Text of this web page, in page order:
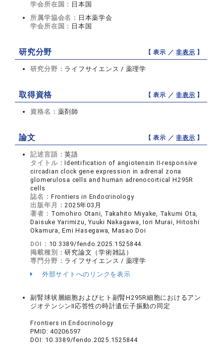
学会所在国： 日本国
所属学協会名： 日本薬学会
学会所在国： 日本国
研究分野 【 表示 ／非表示 】
研究分野： ライフサイエンス / 薬理学
取得資格 【 表示 ／非表示 】
資格名： 薬剤師
論文 【 表示 ／非表示 】
記述言語：英語
タイトル：Identification of angiotensin II-responsive
circadian clock gene expression in adrenal zona
glomerulosa cells and human adrenocortical H295R
cells
誌名： Frontiers in Endocrinology
出版年月：2025年03月
著者： Tomohiro Otani, Takahito Miyake, Takumi Ota,
Daisuke Yarimizu, Yuuki Nakagawa, Iori Murai, Hitoshi
Okamura, Emi Hasegawa, Masao Doi
DOI： 10.3389/fendo.2025.1525844.
掲載種別：研究論文（学術雑誌）
専門分野： ライフサイエンス / 薬理学
外部サイトへのリンクを表示
副腎球状層細胞およびヒト副腎H295R細胞におけるアン
ジオテンシンⅡ応答性の時計遺伝子振動の同定
Frontiers in Endocrinology
PMID: 40206597
DOI: 10.3389/fendo.2025.1525844